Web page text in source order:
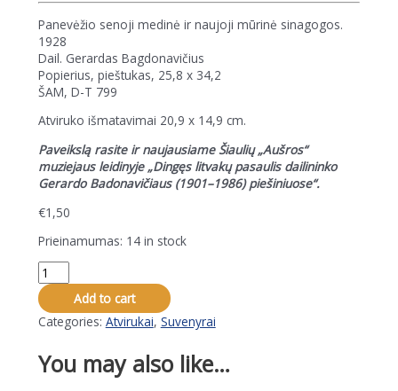
Panevėžio senoji medinė ir naujoji mūrinė sinagogos.
1928
Dail. Gerardas Bagdonavičius
Popierius, pieštukas, 25,8 x 34,2
ŠAM, D-T 799
Atviruko išmatavimai 20,9 x 14,9 cm.
Paveikslą rasite ir naujausiame Šiaulių „Aušros“
muziejaus leidinyje „Dingęs litvakų pasaulis dailininko
Gerardo Badonavičiaus (1901–1986) piešiniuose“.
€1,50
Prieinamumas: 14 in stock
Atvirlaiškis.
Panevėžio
senoji
medinė
naujoji
mūrinė
Add to cart
Categories: Atvirukai, Suvenyrai
You may also like…